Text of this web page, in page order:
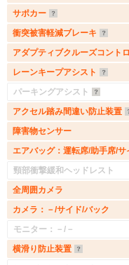
サポカー
衝突被害軽減ブレーキ
アダプティブクルーズコント
レーンキープアシスト
パーキングアシスト
アクセル踏み間違い防止装置
障害物センサー
エアバッグ：運転席/助手席/サ
頸部衝撃緩和ヘッドレスト
全周囲カメラ
カメラ：－/サイド/バック
モニター：－/－
横滑り防止装置